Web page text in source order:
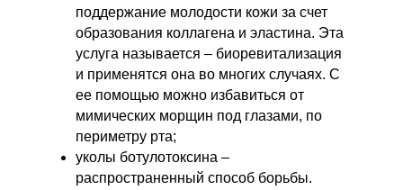
поддержание молодости кожи за счет
образования коллагена и эластина. Эта
услуга называется – биоревитализация
и применятся она во многих случаях. С
ее помощью можно избавиться от
мимических морщин под глазами, по
периметру рта;
уколы ботулотоксина –
распространенный способ борьбы.